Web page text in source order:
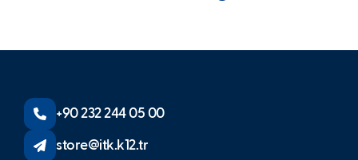
+90 232 244 05 00
store@itk.k12.tr